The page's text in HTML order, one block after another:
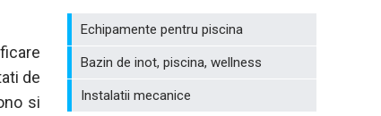
de
si
Echipamente pentru piscina
Bazin de inot, piscina, wellness
Instalatii mecanice